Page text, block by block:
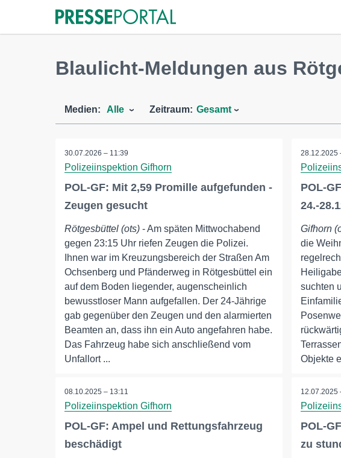
Blaulicht-Meldungen aus
Medien: Alle Zeitraum: Gesamt
30.07.2026 – 11:39
Polizeiinspektion Gifhorn
POL-GF: Mit 2,59 Promille aufgefunden -
Zeugen gesucht
Rötgesbüttel (ots) - Am späten Mittwochabend
gegen 23:15 Uhr riefen Zeugen die Polizei.
Ihnen war im Kreuzungsbereich der Straßen Am
Ochsenberg und Pfänderweg in Rötgesbüttel ein
auf dem Boden liegender, augenscheinlich
bewusstloser Mann aufgefallen. Der 24-Jährige
gab gegenüber den Zeugen und den alarmierten
Beamten an, dass ihn ein Auto angefahren habe.
Das Fahrzeug habe sich anschließend vom
Unfallort ...
28.12.2025
POL-
24.-
Gifhorn
die
suchten
Objekte
08.10.2025 – 13:11
Polizeiinspektion Gifhorn
POL-GF: Ampel und Rettungsfahrzeug
beschädigt
12.07.2025
POL-
zu